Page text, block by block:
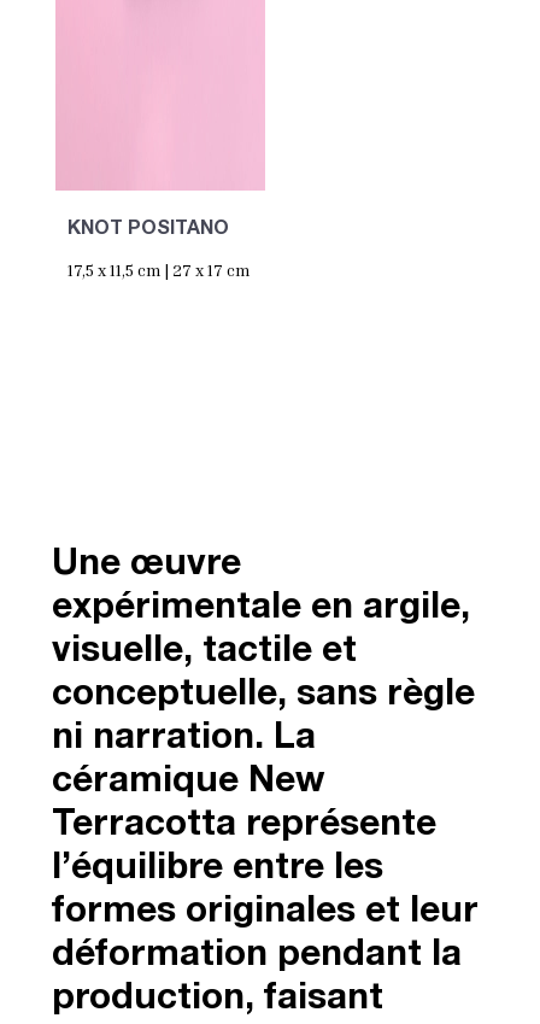
KNOT POSITANO
17,5 x 11,5 cm | 27 x 17 cm
Une œuvre
expérimentale en argile,
visuelle, tactile et
conceptuelle, sans règle
ni narration. La
céramique New
Terracotta représente
l’équilibre entre les
formes originales et leur
déformation pendant la
production, faisant